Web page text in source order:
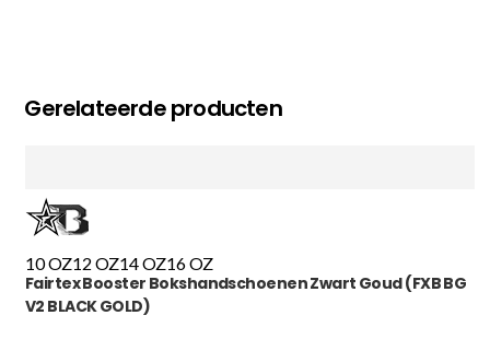
Gerelateerde producten
10 OZ12 OZ14 OZ16 OZ
Fairtex Booster Bokshandschoenen Zwart Goud (FXB BG
V2 BLACK GOLD)